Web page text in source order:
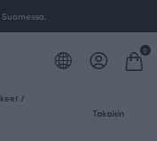
0
/
Takaisin